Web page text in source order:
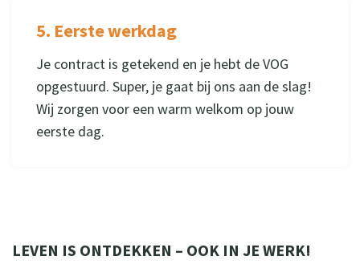
5. Eerste werkdag
Je contract is getekend en je hebt de VOG
opgestuurd. Super, je gaat bij ons aan de slag!
Wij zorgen voor een warm welkom op jouw
eerste dag.
LEVEN IS ONTDEKKEN – OOK IN JE WERK!